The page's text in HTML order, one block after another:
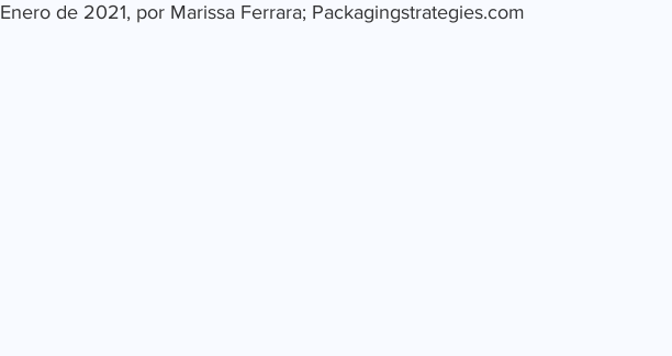
Enero de 2021, por Marissa Ferrara; Packagingstrategies.com